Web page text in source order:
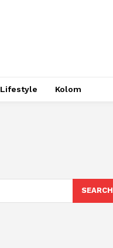
Lifestyle Kolom
SEARCH